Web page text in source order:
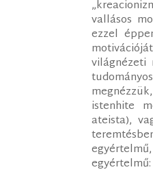
vallásos
ezzel
világnézeti
istenhite
ateista),